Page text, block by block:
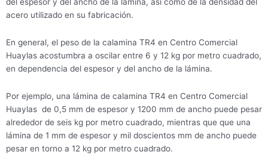
del espesor y del ancho de la lámina, así como de la densidad del
acero utilizado en su fabricación.
En general, el peso de la calamina TR4 en Centro Comercial
Huaylas acostumbra a oscilar entre 6 y 12 kg por metro cuadrado,
en dependencia del espesor y del ancho de la lámina.
Por ejemplo, una lámina de calamina TR4 en Centro Comercial
Huaylas de 0,5 mm de espesor y 1200 mm de ancho puede pesar
alrededor de seis kg por metro cuadrado, mientras que que una
lámina de 1 mm de espesor y mil doscientos mm de ancho puede
pesar en torno a 12 kg por metro cuadrado.